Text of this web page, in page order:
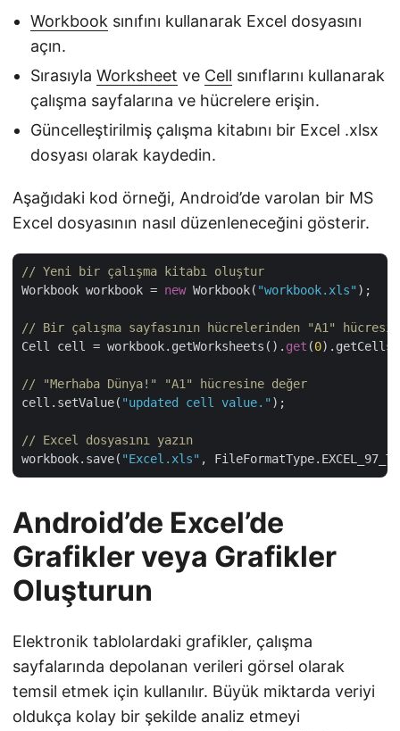
Workbook sınıfını kullanarak Excel dosyasını
açın.
Sırasıyla Worksheet ve Cell sınıflarını kullanarak
çalışma sayfalarına ve hücrelere erişin.
Güncelleştirilmiş çalışma kitabını bir Excel .xlsx
dosyası olarak kaydedin.
Aşağıdaki kod örneği, Android’de varolan bir MS
Excel dosyasının nasıl düzenleneceğini gösterir.
// Yeni bir çalışma kitabı oluştur
Workbook workbook = new Workbook( "workbook.xls" );
// Bir çalışma sayfasının hücrelerinden "A1"
Cell cell = workbook.getWorksheets(). get (0
// "Merhaba Dünya!" "A1" hücresine değer
cell.setValue( "updated cell value." );
// Excel dosyasını yazın
workbook.save( "Excel.xls"
Android’de Excel’de
Grafikler veya Grafikler
Oluşturun
Elektronik tablolardaki grafikler, çalışma
sayfalarında depolanan verileri görsel olarak
temsil etmek için kullanılır. Büyük miktarda veriyi
oldukça kolay bir şekilde analiz etmeyi